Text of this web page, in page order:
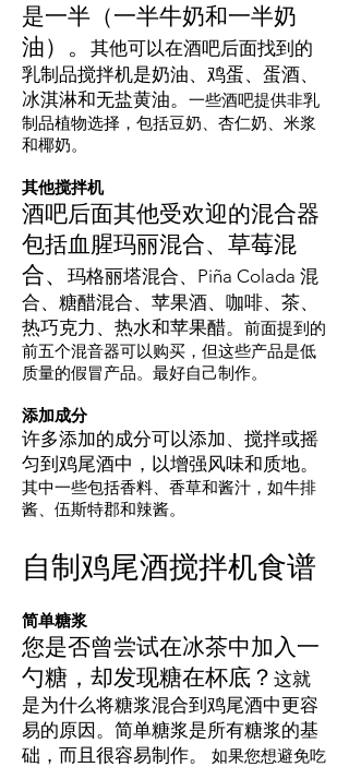
是一半（一半牛奶和一半奶
油）。
其他可以在酒吧后面找到的
乳制品搅拌机是奶油、鸡蛋、蛋酒、
冰淇淋和无盐黄油。 一些酒吧提供非乳
制品植物选择，包括豆奶、杏仁奶、米浆
和椰奶。
其他搅拌机
酒吧后面其他受欢迎的混合器
包括血腥玛丽混合、草莓混
合、
玛格丽塔混合、Piña Colada 混
合、糖醋混合、苹果酒、咖啡、茶、
热巧克力、热水和苹果醋。 前面提到的
前五个混音器可以购买，但这些产品是低
质量的假冒产品。最好自己制作。
添加成分
许多添加的成分可以添加、搅拌或摇
匀到鸡尾酒中，以增强风味和质地。
其中一些包括香料、香草和酱汁，如牛排
酱、伍斯特郡和辣酱。
自制鸡尾酒搅拌机食谱
简单糖浆
您是否曾尝试在冰茶中加入一
勺糖，却发现糖在杯底？ 这就
是为什么将糖浆混合到鸡尾酒中更容
易的原因。简单糖浆是所有糖浆的基
础，而且很容易制作。
如果您想避免吃